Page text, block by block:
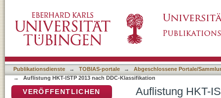
Publikationsdienste → TOBIAS-portale →
Abgeschlossene Portale/
→
Auflistung HKT-ISTP 2013 nach DDC-Klassifikation
Auflistung HKT-
VERÖFFENTLICHEN